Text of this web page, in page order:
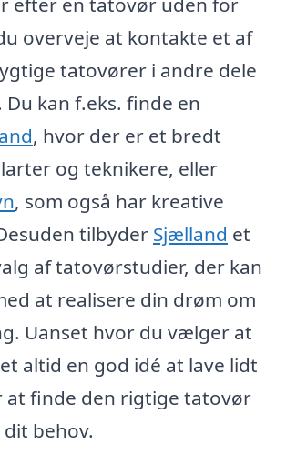
overveje at kontakte et af
tatovører i andre dele
Du kan f.eks. finde en
, hvor der er et bredt
og teknikere, eller
, som også har kreative
tilbyder Sjælland et
af tatovørstudier, der kan
at realisere din drøm om
Uanset hvor du vælger at
altid en god idé at lave lidt
at finde den rigtige tatovør
behov.